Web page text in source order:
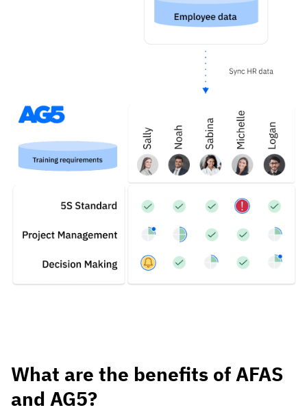
What are the benefits of AFAS
and AG5?